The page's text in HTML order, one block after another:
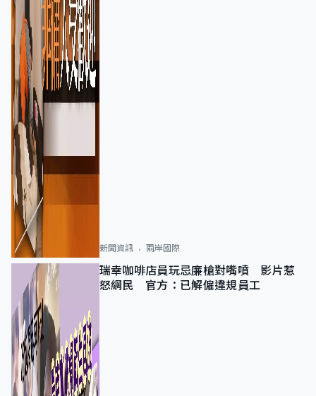
新聞資訊 兩岸國際
瑞幸咖啡店員玩忌廉槍對嘴噴 影片惹
怒網民 官方：已解僱違規員工